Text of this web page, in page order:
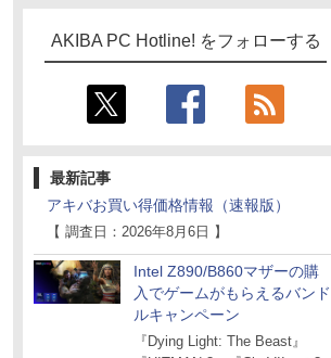
AKIBA PC Hotline! をフォローする
最新記事
アキバお買い得価格情報（速報版）
【 調査日：2026年8月6日 】
Intel Z890/B860マザーの購
入でゲームがもらえるバンド
ルキャンペーン
『Dying Light: The Beast』